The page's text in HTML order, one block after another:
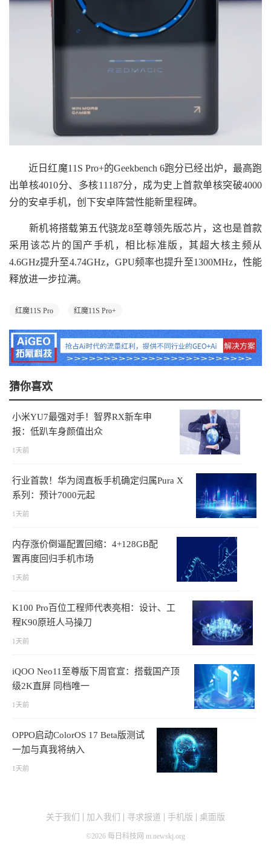
近日红魔11S Pro+的Geekbench 6跑分已经出炉，最高跑
出单核4010分、多核11187分，成为史上首款单核突破4000
分的安卓手机，创下安卓阵营性能新里程碑。
新机将搭载第五代骁龙8至尊领先版芯片，这也是首款
采用该芯片的国产手机，相比标准版，其超大核主频从
4.6GHz提升至4.74GHz，GPU频率也提升至1300MHz，性能
释放进一步拉满。
红魔11S Pro 红魔11S Pro+
猜你喜欢
小米YU7最强对手！智界RX新车申
报：低趴车身颜值出众
1天前
行业首款！华为阔直板手机确定归属Pura X
系列：预计7000元起
1天前
内存涨价倒逼配置回缩：4+128GB配
置再度回归手机市场
1天前
K100 Pro百位工程师代表亮相：设计、工
程K90原班人马操刀
1天前
iQOO Neo11至尊版下周官宣：搭载国产顶
级2K直屏 同档唯一
1天前
OPPO启动ColorOS 17 Beta版测试
一加与真我将纳入
1天前
关于我们 加入我们 寻求报道 手机版 桌面版
©2026 每日科技网 m.newskj.org